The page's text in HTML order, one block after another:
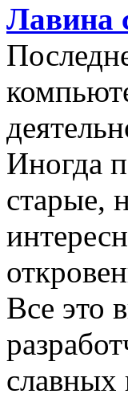
Лавина
Иногда
старые,
Все это
славных